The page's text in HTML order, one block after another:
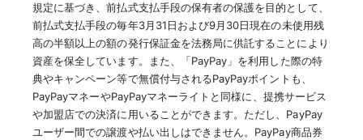
規定に基づき、前払式支払手段の保有者の保護を目的として、
前払式支払手段の毎年3月31日および9月30日現在の未使用残
高の半額以上の額の発行保証金を法務局に供託することにより
資産を保全しています。また、「PayPay」を利用した際の特
典やキャンペーン等で無償付与されるPayPayポイントも、
PayPayマネーやPayPayマネーライトと同様に、提携サービス
や加盟店での決済に用いることができます。ただし、PayPay
ユーザー間での譲渡や払い出しはできません。PayPay商品券